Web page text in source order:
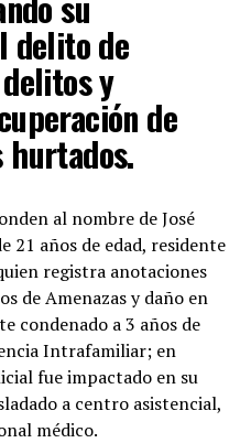
delito de
y
de
hurtados.
al nombre de José
21 años de edad, residente
registra anotaciones
de Amenazas y daño en
condenado a 3 años de
Intrafamiliar; en
fue impactado en su
a centro asistencial,
médico.